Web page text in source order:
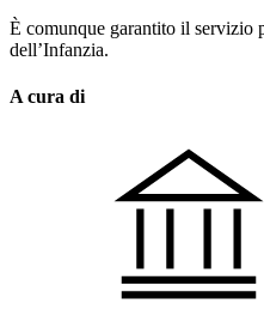
È comunque garantito il servizio
dell’Infanzia.
A cura di